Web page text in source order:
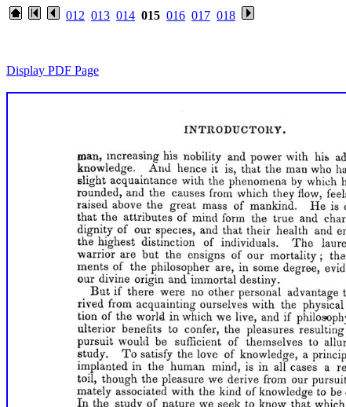
012 013 014 015 016 017 018
Display PDF Page